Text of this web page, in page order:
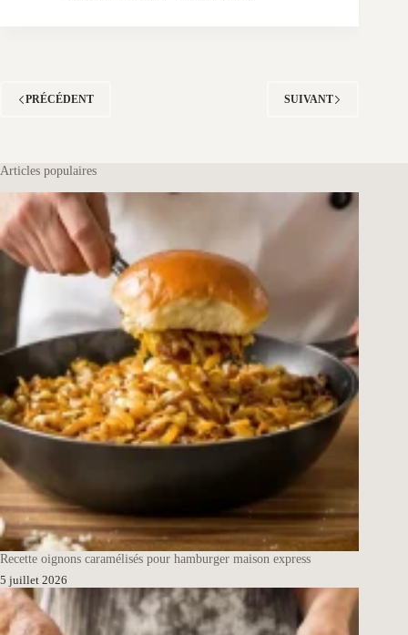
PRÉCÉDENT SUIVANT
Articles populaires
Recette oignons caramélisés pour hamburger maison express
5 juillet 2026